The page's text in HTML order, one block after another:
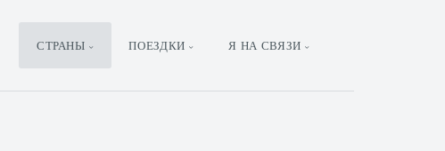
СТРАНЫ ПОЕЗДКИ Я НА СВЯЗИ